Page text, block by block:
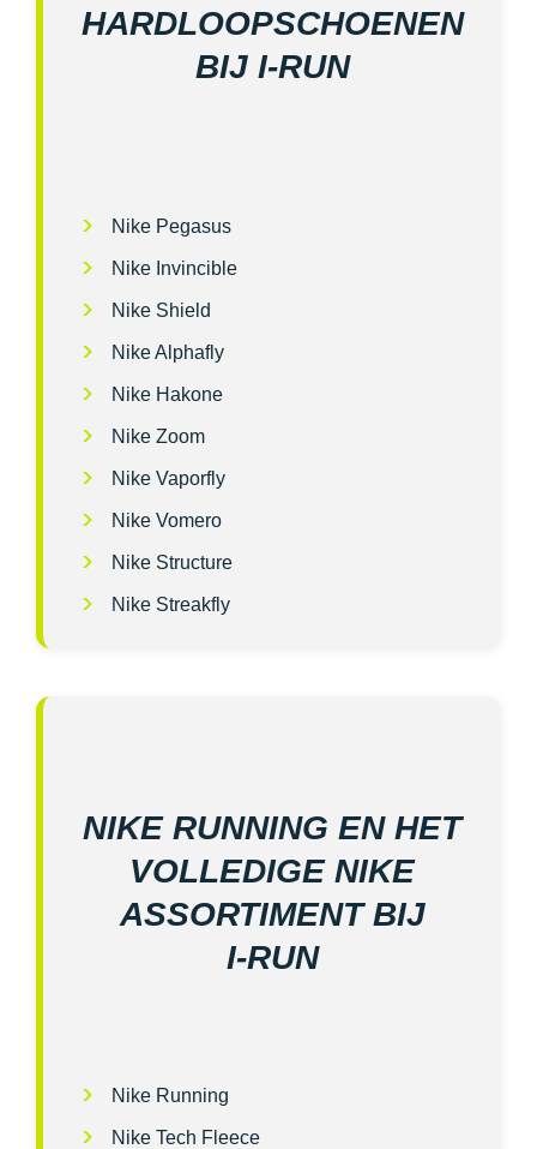
HARDLOOPSCHOENEN
BIJ I‑RUN
Nike Pegasus
Nike Invincible
Nike Shield
Nike Alphafly
Nike Hakone
Nike Zoom
Nike Vaporfly
Nike Vomero
Nike Structure
Nike Streakfly
NIKE RUNNING EN HET
VOLLEDIGE NIKE
ASSORTIMENT BIJ
I‑RUN
Nike Running
Nike Tech Fleece